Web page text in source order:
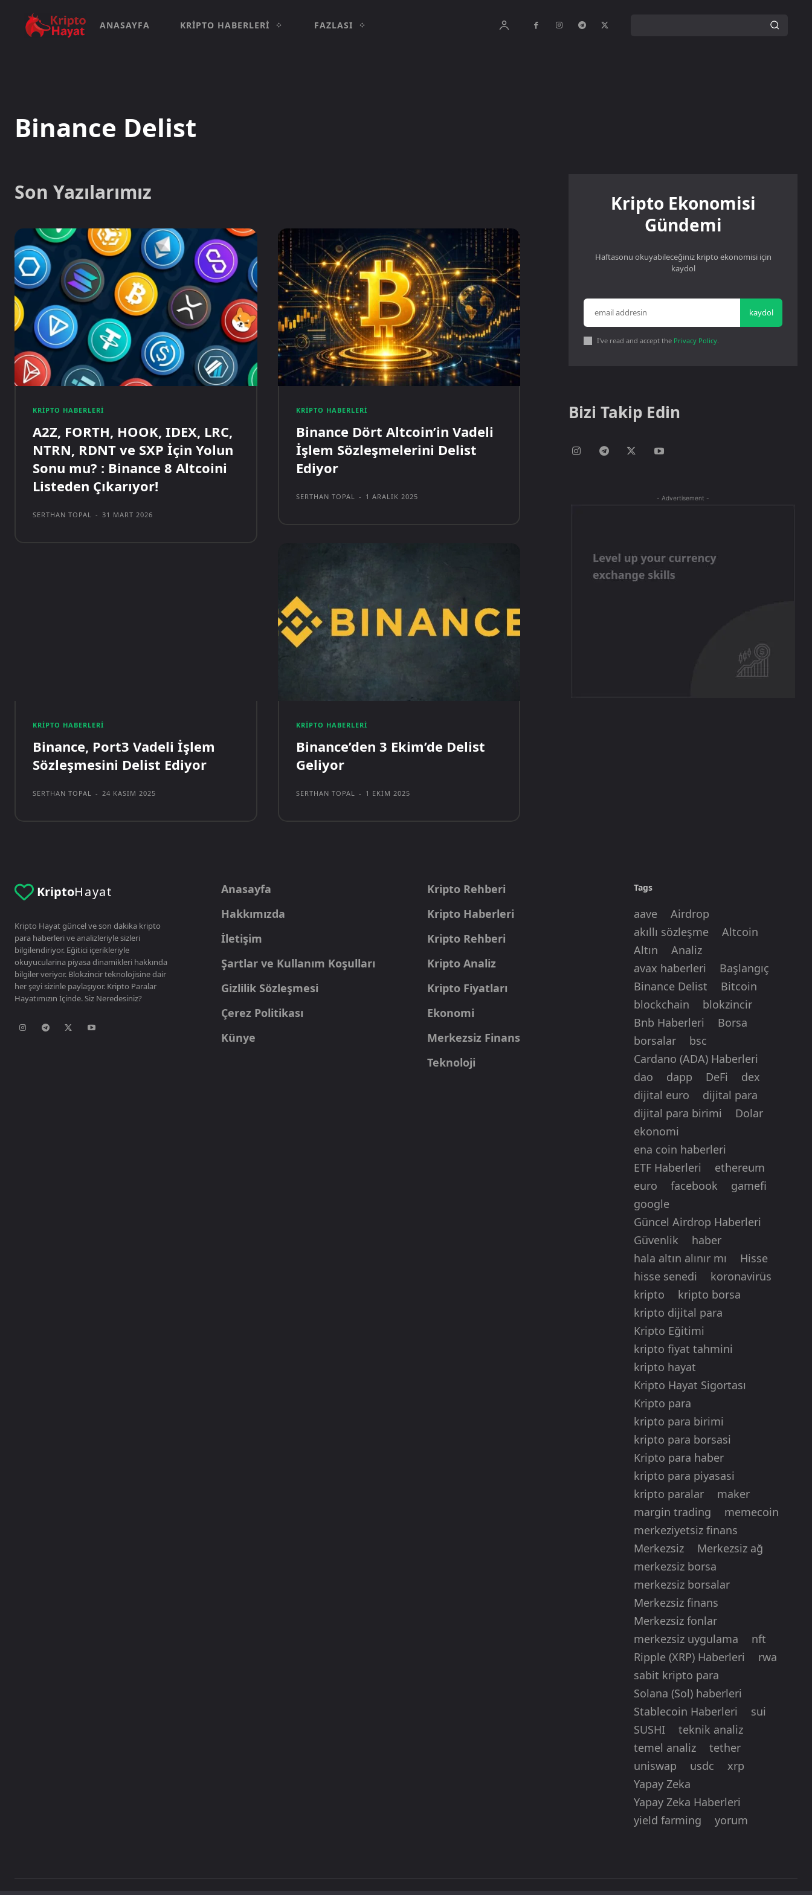
ANASAYFA KRIPTO HABERLERI FAZLASI
Binance Delist
Son Yazılarımız
KRIPTO HABERLERI
A2Z, FORTH, HOOK, IDEX, LRC,
NTRN, RDNT ve SXP İçin Yolun
Sonu mu? : Binance 8 Altcoini
Listeden Çıkarıyor!
SERTHAN TOPAL - 31 MART 2026
KRIPTO HABERLERI
Binance Dört Altcoin’in Vadeli
İşlem Sözleşmelerini Delist
Ediyor
SERTHAN TOPAL - 1 ARALIK 2025
KRIPTO HABERLERI
Binance, Port3 Vadeli İşlem
Sözleşmesini Delist Ediyor
SERTHAN TOPAL - 24 KASIM 2025
KRIPTO HABERLERI
Binance’den 3 Ekim’de Delist
Geliyor
SERTHAN TOPAL - 1 EKIM 2025
Kripto Ekonomisi
Gündemi
Haftasonu okuyabileceğiniz kripto ekonomisi için
kaydol
kaydol
I've read and accept the Privacy Policy.
Bizi Takip Edin
- Advertisement -
KriptoHayat
Kripto Hayat güncel ve son dakika kripto
para haberleri ve analizleriyle sizleri
bilgilendiriyor. Eğitici içerikleriyle
okuyucularina piyasa dinamikleri hakkında
bilgiler veriyor. Blokzincir teknolojisine dair
her şeyi sizinle paylaşıyor. Kripto Paralar
Hayatımızın İçinde. Siz Neredesiniz?
Anasayfa
Hakkımızda
İletişim
Şartlar ve Kullanım Koşulları
Gizlilik Sözleşmesi
Çerez Politikası
Künye
Kripto Rehberi
Kripto Haberleri
Kripto Rehberi
Kripto Analiz
Kripto Fiyatları
Ekonomi
Merkezsiz Finans
Teknoloji
Tags
aave
Airdrop
akıllı sözleşme
Altcoin
Altın
Analiz
avax haberleri
Başlangıç
Binance Delist
Bitcoin
blockchain
blokzincir
Bnb Haberleri
Borsa
borsalar
bsc
Cardano (ADA) Haberleri
dao
dapp DeFi
dex
dijital euro
dijital para
dijital para birimi
Dolar
ekonomi
ena coin haberleri
ETF Haberleri
ethereum
euro
facebook
gamefi
google
Güncel Airdrop Haberleri
Güvenlik
haber
hala altın alınır mı
Hisse
hisse senedi
koronavirüs
kripto
kripto borsa
kripto dijital para
Kripto Eğitimi
kripto fiyat tahmini
kripto hayat
Kripto Hayat Sigortası
Kripto para
kripto para birimi
kripto para borsasi
Kripto para haber
kripto para piyasasi
kripto paralar
maker
margin trading
memecoin
merkeziyetsiz finans
Merkezsiz
Merkezsiz ağ
merkezsiz borsa
merkezsiz borsalar
Merkezsiz finans
Merkezsiz fonlar
merkezsiz uygulama
nft
Ripple (XRP) Haberleri
rwa
sabit kripto para
Solana (Sol) haberleri
Stablecoin Haberleri
sui
SUSHI
teknik analiz
temel analiz
tether
uniswap
usdc
xrp
Yapay Zeka
Yapay Zeka Haberleri
yield farming
yorum